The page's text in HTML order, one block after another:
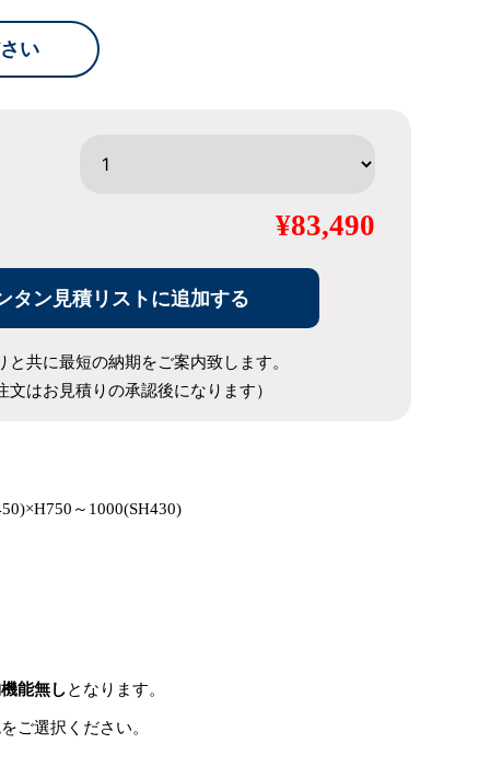
い
¥83,490
タン見積リストに追加する
と共に最短の納期をご案内致します。
文はお見積りの承認後になります）
～1000(SH430)
能無しとなります。
ご選択ください。